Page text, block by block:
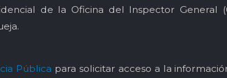
de la Oficina del Inspector General
Pública para solicitar acceso a la